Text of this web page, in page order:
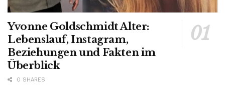
Yvonne Goldschmidt Alter:
Lebenslauf, Instagram,
Beziehungen und Fakten im
Überblick
0 SHARES